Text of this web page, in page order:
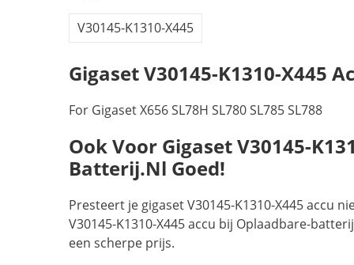
V30145-K1310-X445
Gigaset V30145-K1310-X445
For Gigaset X656 SL78H SL780 SL785 SL788
Ook Voor Gigaset V30145-
Batterij.nl Goed!
Presteert je gigaset V30145-K1310-X445 accu
V30145-K1310-X445 accu bij Oplaadbare-
een scherpe prijs.